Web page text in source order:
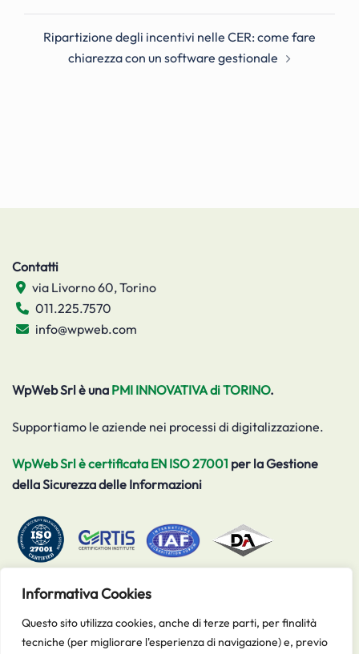
Informativa Cookies
Questo sito utilizza cookies, anche di terze parti, per finalità
tecniche (per migliorare l'esperienza di navigazione) e, previo
Ripartizione degli incentivi nelle CER: come fare
chiarezza con un software gestionale
Contatti
via Livorno 60, Torino
011.225.7570
info@wpweb.com
WpWeb Srl è una PMI INNOVATIVA di TORINO.
Supportiamo le aziende nei processi di digitalizzazione.
WpWeb Srl è certificata EN ISO 27001 per la Gestione
della Sicurezza delle Informazioni
WPWEB S.r.l.
P.I. 07292240012